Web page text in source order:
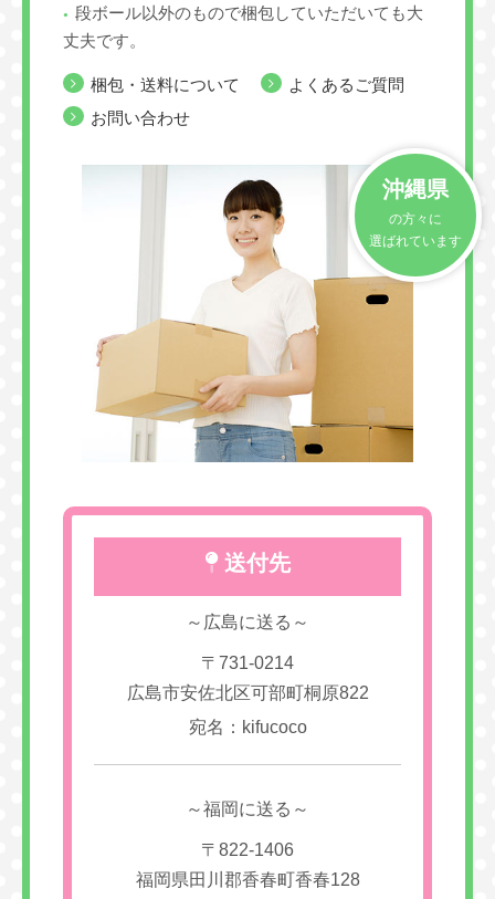
段ボール以外のもので梱包していただいても大
丈夫です。
梱包・送料について
よくあるご質問
お問い合わせ
沖縄県
の方々に
選ばれています
送付先
～広島に送る～
〒731-0214
広島市安佐北区可部町桐原822
宛名：kifucoco
～福岡に送る～
〒822-1406
福岡県田川郡香春町香春128